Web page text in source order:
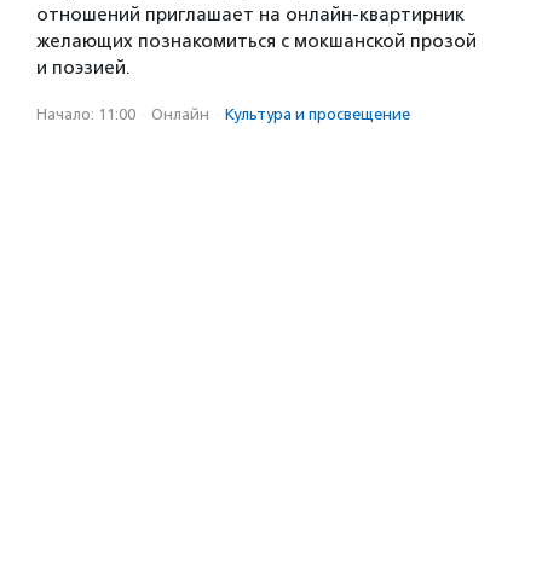
отношений приглашает на онлайн-квартирник
желающих познакомиться с мокшанской прозой
и поэзией.
Начало: 11:00 · Онлайн · Культура и просвещение